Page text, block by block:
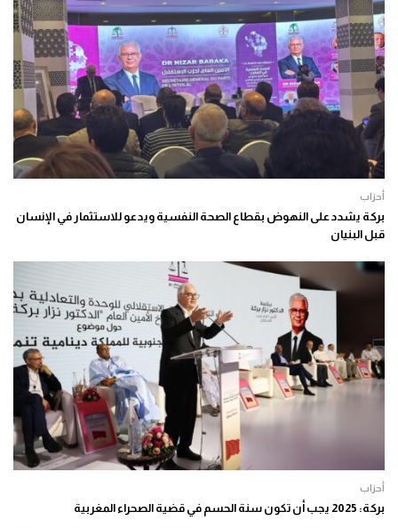
أحزاب
بركة يشدد على النهوض بقطاع الصحة النفسية ويدعو للاستثمار في الإنسان
قبل البنيان
أحزاب
بركة: 2025 يجب أن تكون سنة الحسم في قضية الصحراء المغربية